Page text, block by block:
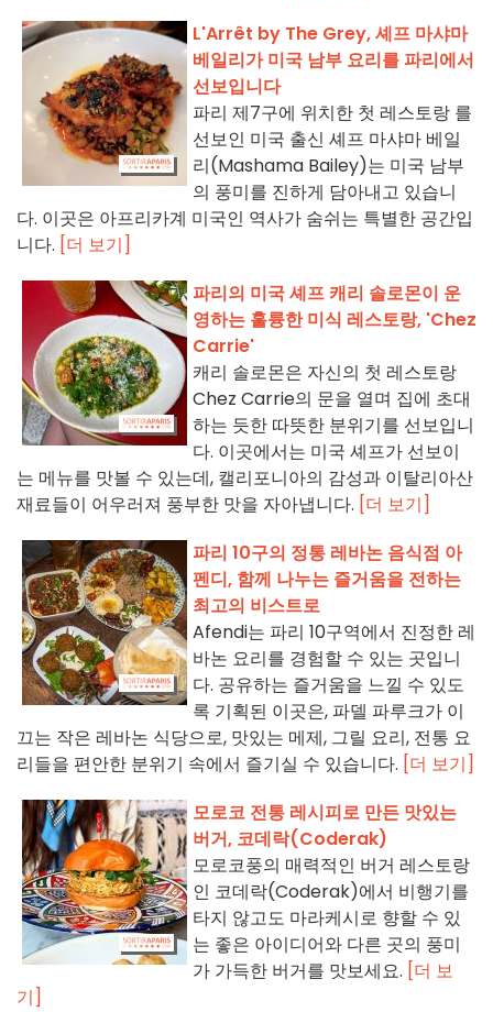
L'Arrêt by The Grey, 셰프 마샤마
베일리가 미국 남부 요리를 파리에서
선보입니다
파리 제7구에 위치한 첫 레스토랑 를
선보인 미국 출신 셰프 마샤마 베일
리(Mashama Bailey)는 미국 남부
의 풍미를 진하게 담아내고 있습니
다. 이곳은 아프리카계 미국인 역사가 숨쉬는 특별한 공간입
니다. [더 보기]
파리의 미국 셰프 캐리 솔로몬이 운
영하는 훌륭한 미식 레스토랑, 'Chez
Carrie'
캐리 솔로몬은 자신의 첫 레스토랑
Chez Carrie의 문을 열며 집에 초대
하는 듯한 따뜻한 분위기를 선보입니
다. 이곳에서는 미국 셰프가 선보이
는 메뉴를 맛볼 수 있는데, 캘리포니아의 감성과 이탈리아산
재료들이 어우러져 풍부한 맛을 자아냅니다. [더 보기]
파리 10구의 정통 레바논 음식점 아
펜디, 함께 나누는 즐거움을 전하는
최고의 비스트로
Afendi는 파리 10구역에서 진정한 레
바논 요리를 경험할 수 있는 곳입니
다. 공유하는 즐거움을 느낄 수 있도
록 기획된 이곳은, 파델 파루크가 이
끄는 작은 레바논 식당으로, 맛있는 메제, 그릴 요리, 전통 요
리들을 편안한 분위기 속에서 즐기실 수 있습니다. [더 보기]
모로코 전통 레시피로 만든 맛있는
버거, 코데락(Coderak)
모로코풍의 매력적인 버거 레스토랑
인 코데락(Coderak)에서 비행기를
타지 않고도 마라케시로 향할 수 있
는 좋은 아이디어와 다른 곳의 풍미
가 가득한 버거를 맛보세요. [더 보
기]